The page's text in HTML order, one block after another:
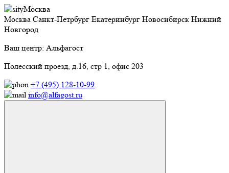
Москва
Москва Санкт-Петрбург Екатеринбург Новосибирск Нижний
Новгород
Ваш центр: Альфагост
Полесский проезд, д.16, стр 1, офис 203
+7 (495) 128-10-99
info@alfagost.ru